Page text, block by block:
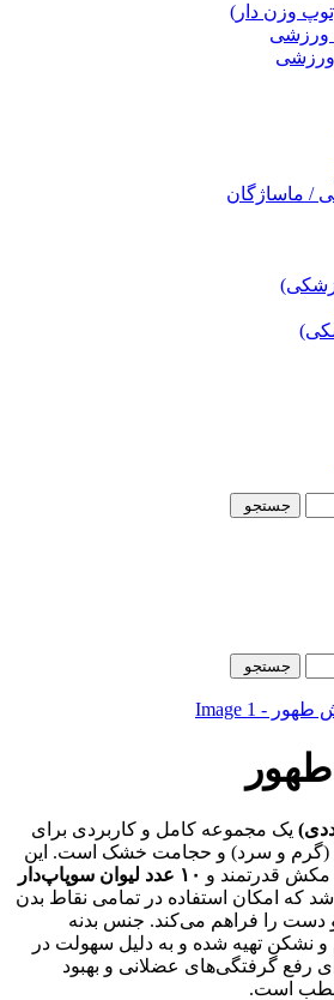
وزن دار)
ورزشی
/ ماساژگان
جستجو
جستجو
یک مجموعه کامل و کاربردی برای
(گرم و سرد) و حجامت خشک است. این
قدرتمند و ۱۰ عدد لیوان سوپاپ‌دار
که امکان استفاده در تمامی نقاط بدن
و دست را فراهم می‌کند. جنس بدنه
و نشکن تهیه شده و به دلیل سهولت در
رفع گرفتگی‌های عضلانی و بهبود
است.